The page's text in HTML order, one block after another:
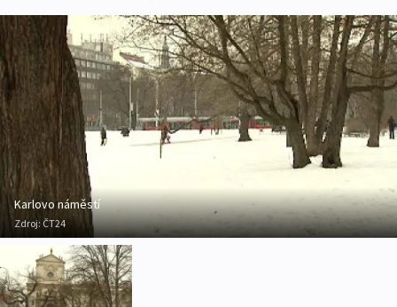
Karlovo náměstí
Zdroj: ČT24